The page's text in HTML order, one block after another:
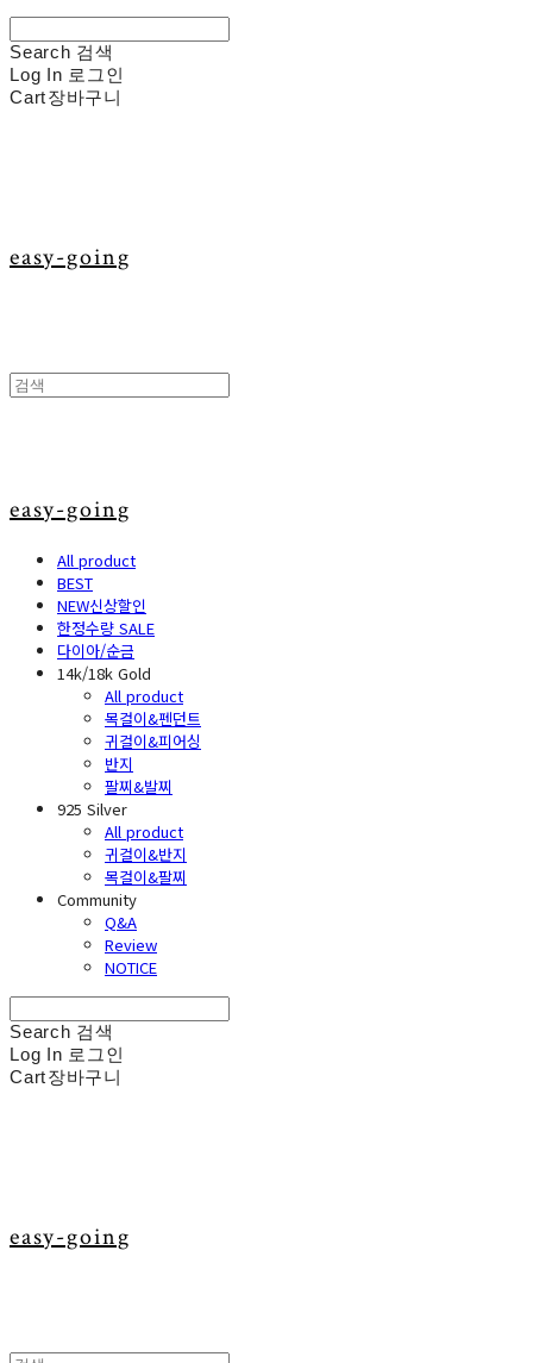
Search 검색
Log In 로그인
Cart장바구니
easy-going
easy-going
All product
BEST
NEW신상할인
한정수량 SALE
다이아/순금
14k/18k Gold
All product
목걸이&펜던트
귀걸이&피어싱
반지
팔찌&발찌
925 Silver
All product
귀걸이&반지
목걸이&팔찌
Community
Q&A
Review
NOTICE
Search 검색
Log In 로그인
Cart장바구니
easy-going